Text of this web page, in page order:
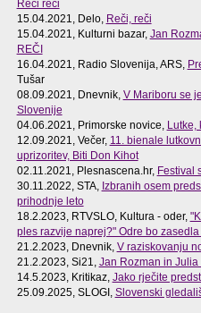
Reči reči
15.04.2021, Delo, Reči, reči
15.04.2021, Kulturni bazar, Jan
REČI
16.04.2021, Radio Slovenija, ARS,
Tušar
08.09.2021, Dnevnik, V Mariboru se
Slovenije
04.06.2021, Primorske novice, Lutke,
12.09.2021, Večer, 11. bienale
uprizoritev, Biti Don Kihot
02.11.2021, Plesnascena.hr, Festival
30.11.2022, STA, Izbranih osem
prihodnje leto
18.2.2023, RTVSLO, Kultura - oder,
ples razvije naprej?" Odre bo
21.2.2023, Dnevnik, V raziskovanju
21.2.2023, Si21, Jan Rozman in Julia
14.5.2023, Kritikaz, Jako rječite
25.09.2025, SLOGI, Slovenski